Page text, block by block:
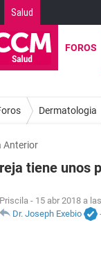
Salud
FOROS
Dermatologia
Anterior
tiene unos
Priscila - 15 abr 2018 a
Dr. Joseph Exebio